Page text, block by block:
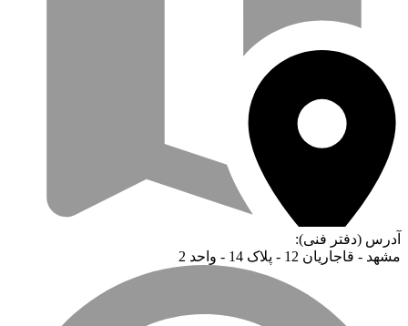
آدرس (دفتر فنی):
مشهد - قاجاریان 12 - پلاک 14 - واحد 2